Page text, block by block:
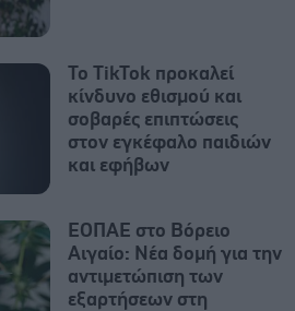
Το TikTok προκαλεί
κίνδυνο εθισμού και
σοβαρές επιπτώσεις
στον εγκέφαλο παιδιών
και εφήβων
ΕΟΠΑΕ στο Βόρειο
Αιγαίο: Νέα δομή για την
αντιμετώπιση των
εξαρτήσεων στη